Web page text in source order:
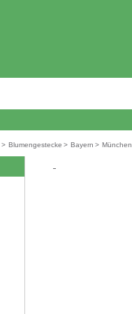
> Blumengestecke > Bayern > München